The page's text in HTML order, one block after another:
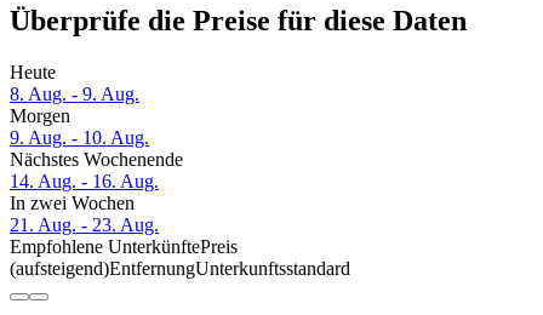
Überprüfe die Preise für diese Daten
Heute
8. Aug. - 9. Aug.
Morgen
9. Aug. - 10. Aug.
Nächstes Wochenende
14. Aug. - 16. Aug.
In zwei Wochen
21. Aug. - 23. Aug.
Empfohlene UnterkünftePreis
(aufsteigend)EntfernungUnterkunftsstandard